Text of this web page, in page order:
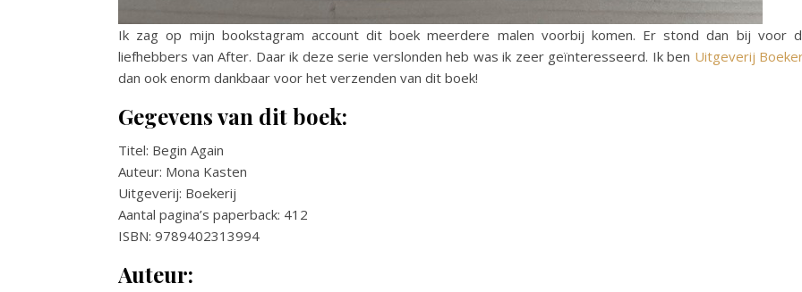
Ik zag op mijn bookstagram account dit boek meerdere malen voorbij komen. Er stond dan bij voor
liefhebbers van After. Daar ik deze serie verslonden heb was ik zeer geïnteresseerd. Ik ben Uitgeverij
dan ook enorm dankbaar voor het verzenden van dit boek!
Gegevens van dit boek:
Titel: Begin Again
Auteur: Mona Kasten
Uitgeverij: Boekerij
Aantal pagina’s paperback: 412
ISBN: 9789402313994
Auteur: